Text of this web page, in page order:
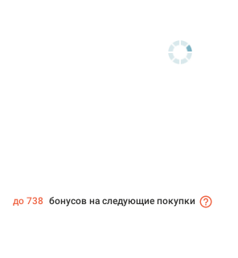
до 738 бонусов на следующие покупки